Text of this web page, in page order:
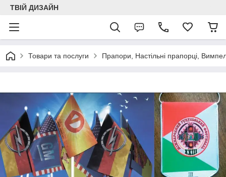
ТВІЙ ДИЗАЙН
Товари та послуги Прапори, Настільні прапорці,